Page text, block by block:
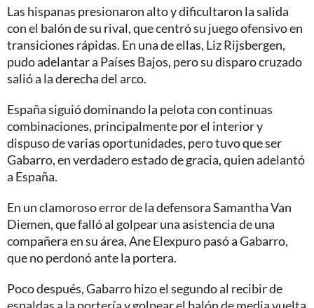
Las hispanas presionaron alto y dificultaron la salida
con el balón de su rival, que centró su juego ofensivo en
transiciones rápidas. En una de ellas, Liz Rijsbergen,
pudo adelantar a Países Bajos, pero su disparo cruzado
salió a la derecha del arco.
España siguió dominando la pelota con continuas
combinaciones, principalmente por el interior y
dispuso de varias oportunidades, pero tuvo que ser
Gabarro, en verdadero estado de gracia, quien adelantó
a España.
En un clamoroso error de la defensora Samantha Van
Diemen, que falló al golpear una asistencia de una
compañera en su área, Ane Elexpuro pasó a Gabarro,
que no perdonó ante la portera.
Poco después, Gabarro hizo el segundo al recibir de
espaldas a la portería y golpear el balón de media vuelta